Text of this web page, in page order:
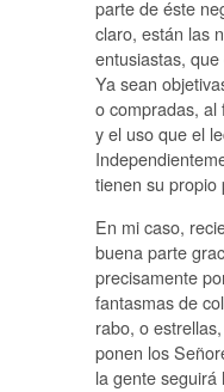
parte de éste
claro, están las
entusiastas,
Ya sean
o compradas, al
y el uso que el
tienen su propio
En mi caso,
buena parte
precisamente
fantasmas de
rabo, o
ponen los
la gente